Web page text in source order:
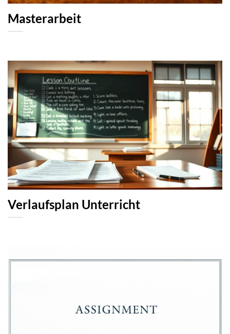
Masterarbeit
Verlaufsplan Unterricht